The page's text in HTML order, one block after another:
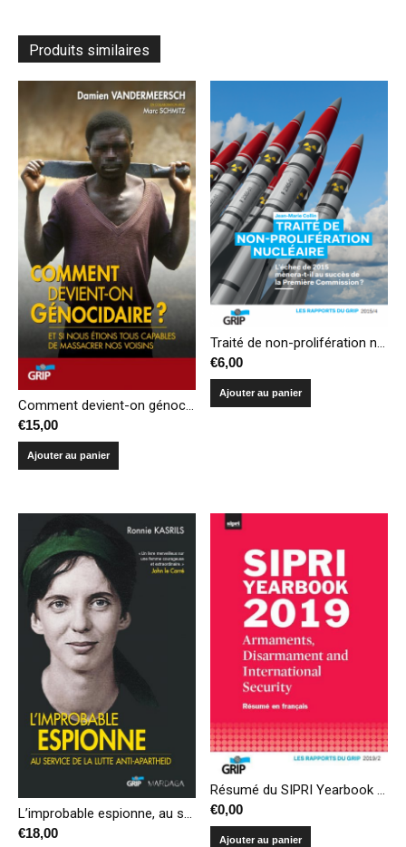
Produits similaires
Comment devient-on génocidaire? Et si nous étions tous capables de massacrer nos voisins (réédition)
€15,00
Ajouter au panier
Traité de non-prolifération nucléaire : l’échec de 2015 mènera-t-il au succès de la Première Commission ?
€6,00
Ajouter au panier
L’improbable espionne, au service de la lutte anti-apartheid
€18,00
Résumé du SIPRI Yearbook 2019 – Armements, désarmement et sécurité internationale
€0,00
Ajouter au panier